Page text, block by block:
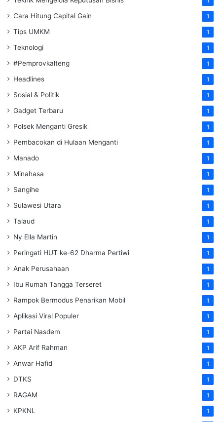
Cara Hitung Capital Gain 1
Tips UMKM 1
Teknologi 1
#Pemprovkalteng 1
Headlines 1
Sosial & Politik 1
Gadget Terbaru 1
Polsek Menganti Gresik 1
Pembacokan di Hulaan Menganti 1
Manado 1
Minahasa 1
Sangihe 1
Sulawesi Utara 1
Talaud 1
Ny Ella Martin 1
Peringati HUT ke-62 Dharma Pertiwi 1
Anak Perusahaan 1
Ibu Rumah Tangga Terseret 1
Rampok Bermodus Penarikan Mobil 1
Aplikasi Viral Populer 1
Partai Nasdem 1
AKP Arif Rahman 1
Anwar Hafid 1
DTKS 1
RAGAM 1
KPKNL 1